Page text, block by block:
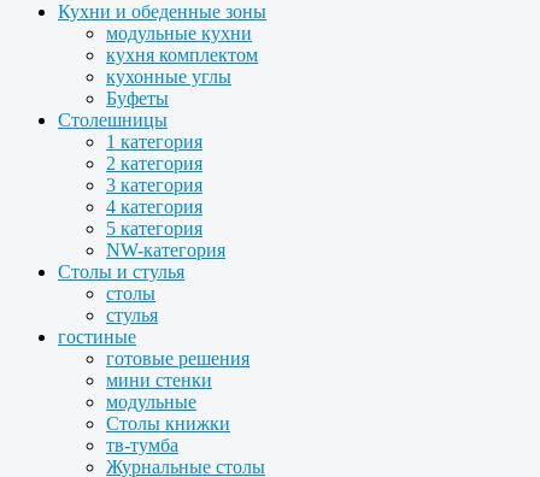
Кухни и обеденные зоны
модульные кухни
кухня комплектом
кухонные углы
Буфеты
Столешницы
1 категория
2 категория
3 категория
4 категория
5 категория
NW-категория
Столы и стулья
столы
стулья
гостиные
готовые решения
мини стенки
модульные
Столы книжки
тв-тумба
Журнальные столы